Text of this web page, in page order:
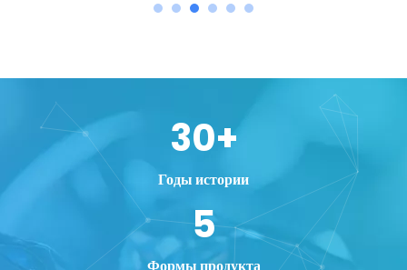
30+
Годы истории
5